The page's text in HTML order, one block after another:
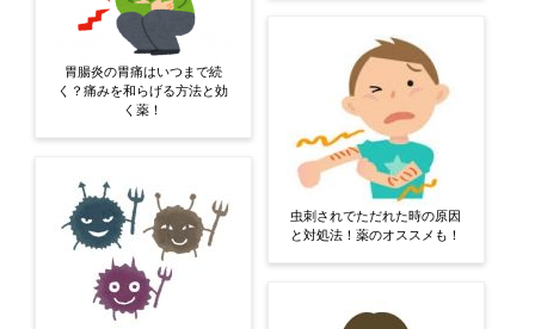
胃腸炎の胃痛はいつまで続
く？痛みを和らげる方法と効
く薬！
虫刺されでただれた時の原因
と対処法！薬のオススメも！